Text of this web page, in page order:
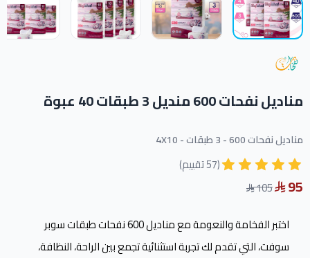
مناديل نفحات 600 منديل 3 طبقات 40 عبوة
مناديل نفحات 600 - 3 طبقات - 4X10
(57 تقييم)
95
105
اختبر الفخامة والنعومة مع مناديل 600 نفحات طبقات سوبر
سوفت، التي تقدم لك تجربة استثنائية تجمع بين الراحة، النظافة،